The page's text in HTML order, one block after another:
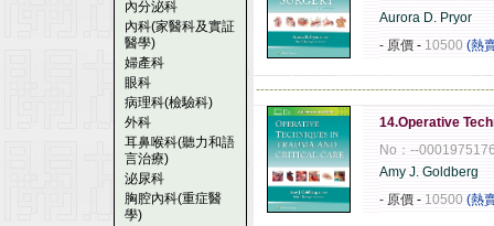
內分泌科
內科(家醫科及實証
醫學)
婦產科
眼科
病理科(檢驗科)
外科
耳鼻喉科(聽力和語
言治療)
泌尿科
胸腔內科(重症醫
學)
Aurora D. Pryor
- 原價 - 10500 (熱
14.Operative
No：--
Amy J. Goldberg
- 原價 - 10500 (熱